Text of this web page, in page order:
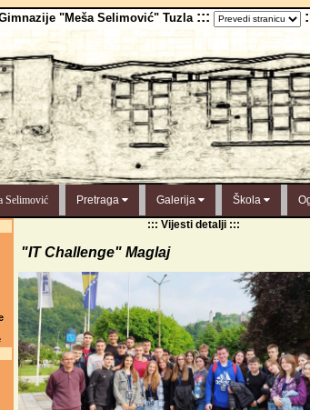
"Meša Selimović" Tuzla :::
Selimović Pretraga Galerija Škola
::: Vijesti detalji :::
"IT Challenge" Maglaj